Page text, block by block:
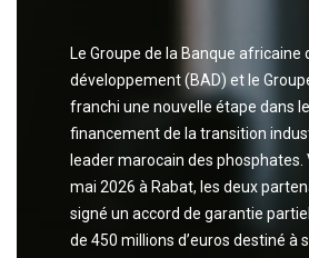
Le Groupe de la Banque africaine
développement (BAD) et le
franchi une nouvelle étape dans le
financement de la transition
leader marocain des phosphates.
mai 2026 à Rabat, les deux
signé un accord de garantie
de 450 millions d’euros destiné à